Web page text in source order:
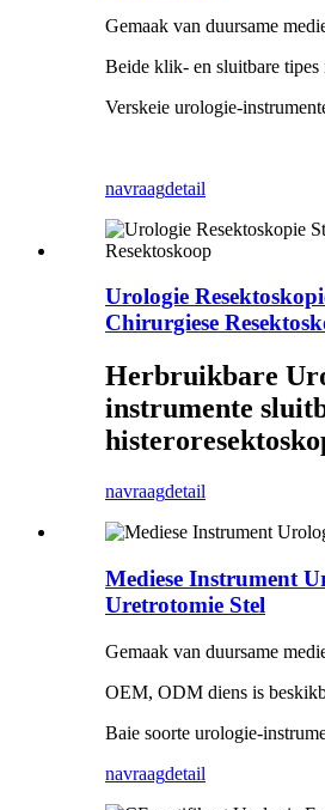
Gemaak van duursame
Beide klik- en sluitbare tipes
Verskeie urologie-
navraagdetail
Urologie
Chirurgiese
Herbruikbare
instrumente
navraagdetail
Mediese Instrument
Uretrotomie Stel
Gemaak van duursame
OEM, ODM diens is
Baie soorte urologie-
navraagdetail